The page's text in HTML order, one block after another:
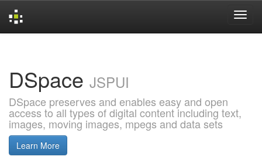
DSpace JSPUI
DSpace preserves and enables easy and open
access to all types of digital content including text,
images, moving images, mpegs and data sets
Learn More